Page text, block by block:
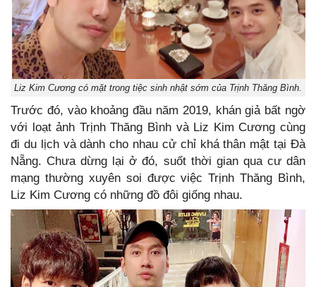
Liz Kim Cương có mặt trong tiệc sinh nhật sớm của Trịnh Thăng Bình.
Trước đó, vào khoảng đầu năm 2019, khán giả bất ngờ
với loạt ảnh Trịnh Thăng Bình và Liz Kim Cương cùng
đi du lịch và dành cho nhau cử chỉ khá thân mật tại Đà
Nẵng. Chưa dừng lại ở đó, suốt thời gian qua cư dân
mạng thường xuyên soi được việc Trịnh Thăng Bình,
Liz Kim Cương có những đồ đôi giống nhau.